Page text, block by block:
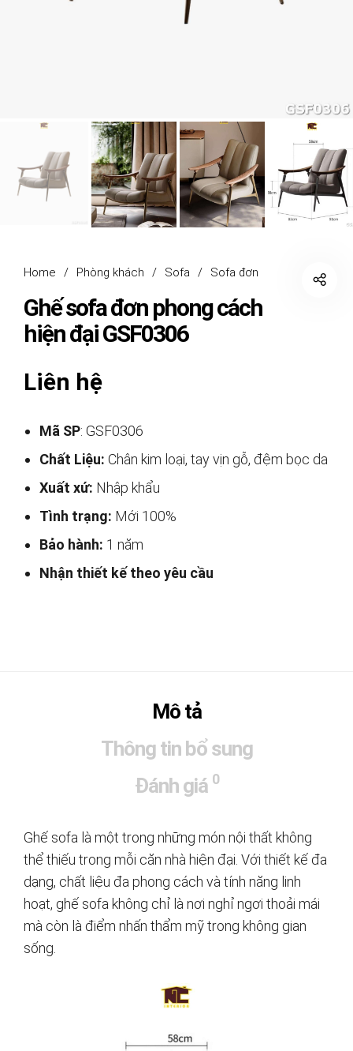
Home / Phòng khách / Sofa / Sofa đơn
Ghế sofa đơn phong cách
hiện đại GSF0306
Liên hệ
Mã SP: GSF0306
Chất Liệu: Chân kim loại, tay vịn gỗ, đệm bọc da
Xuất xứ: Nhập khẩu
Tình trạng: Mới 100%
Bảo hành: 1 năm
Nhận thiết kế theo yêu cầu
Mô tả
Thông tin bổ sung
Đánh giá 0
Ghế sofa là một trong những món nội thất không
thể thiếu trong mỗi căn nhà hiện đại. Với thiết kế đa
dạng, chất liệu đa phong cách và tính năng linh
hoạt, ghế sofa không chỉ là nơi nghỉ ngơi thoải mái
mà còn là điểm nhấn thẩm mỹ trong không gian
sống.